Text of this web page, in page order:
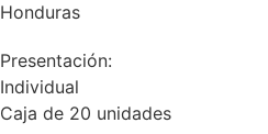
Honduras
Presentación:
Individual
Caja de 20 unidades